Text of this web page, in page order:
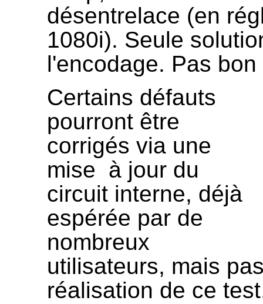
désentrelace (en
1080i). Seule
l'encodage. Pas
Certains défauts
pourront être
corrigés via une
mise à jour du
circuit interne, déjà
espérée par de
nombreux
utilisateurs, mais
réalisation de ce